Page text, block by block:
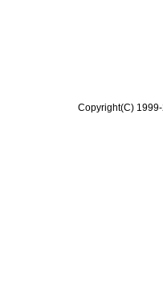
Copyright(C)